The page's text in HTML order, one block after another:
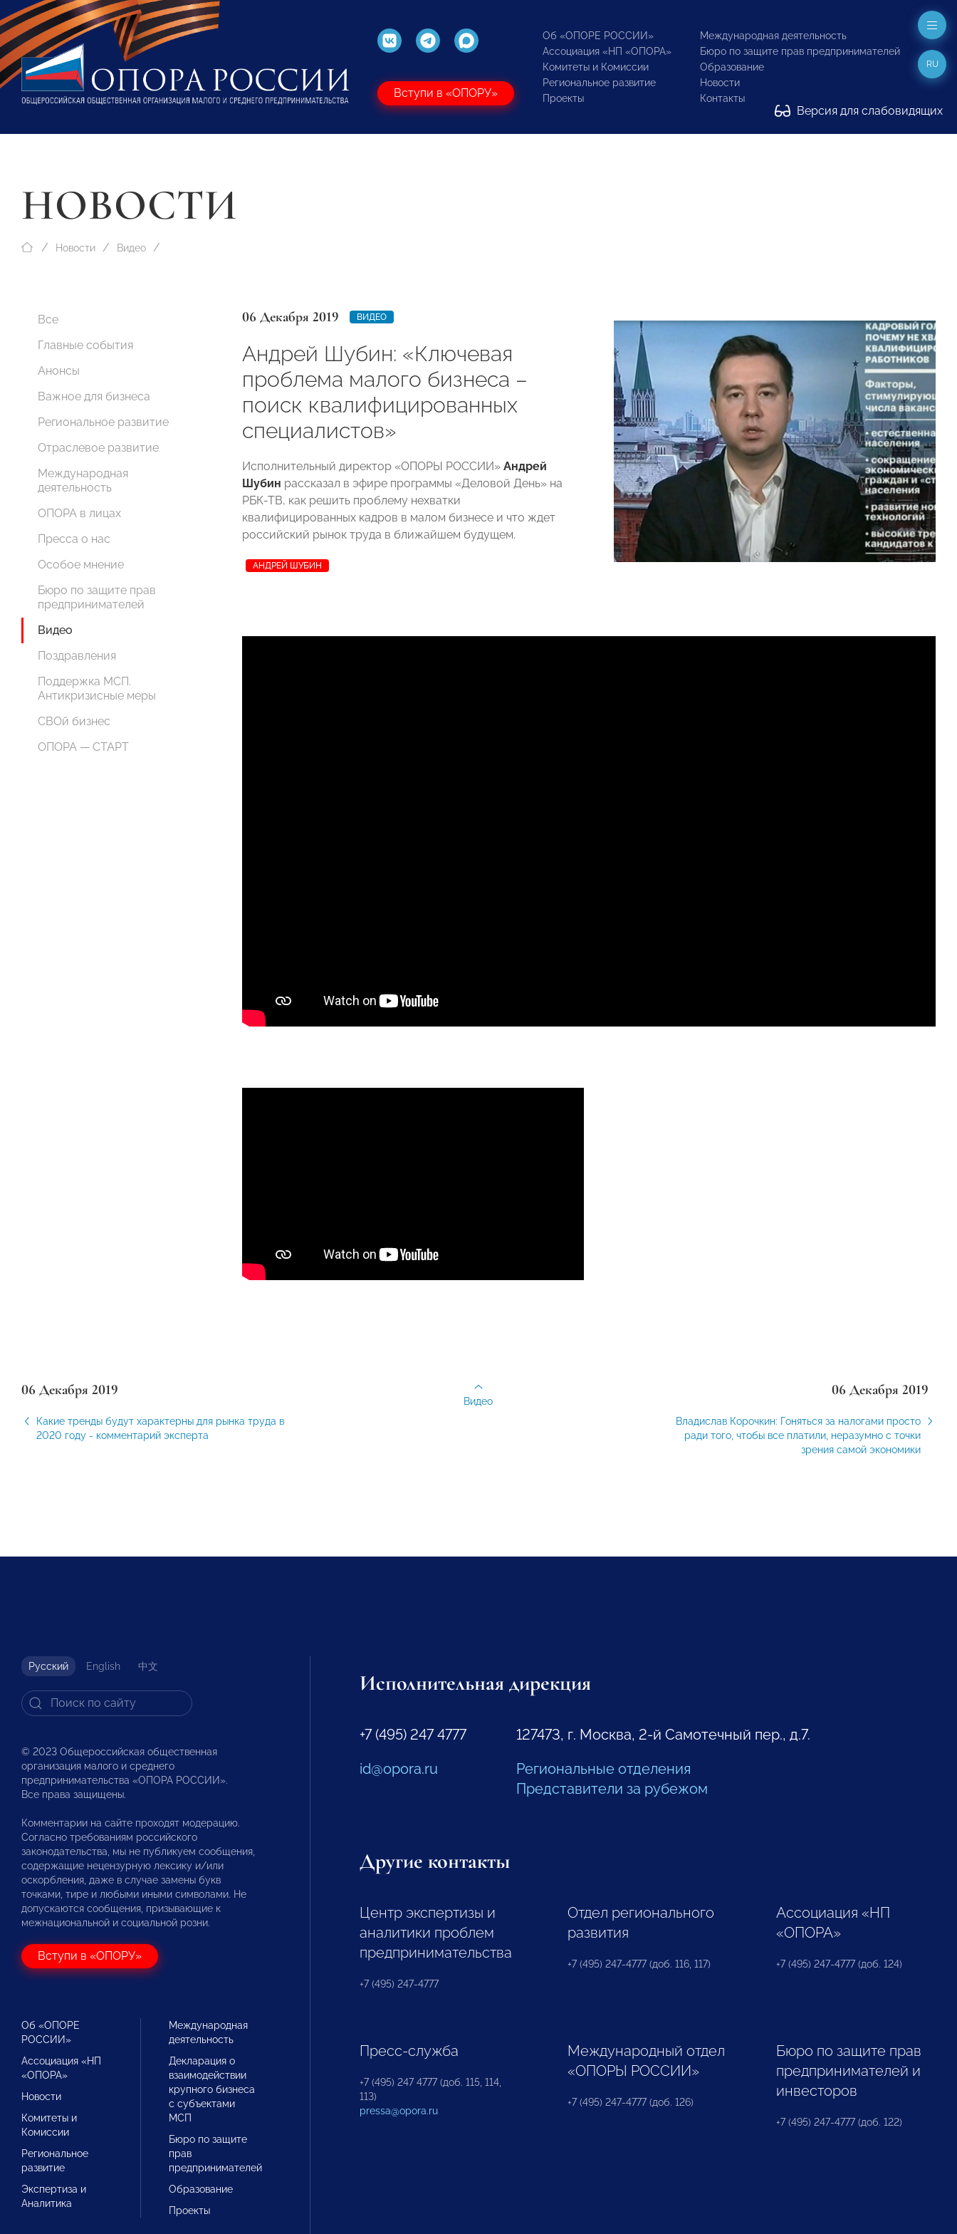
Вступи в «ОПОРУ»
Об «ОПОРЕ РОССИИ»
Ассоциация «НП «ОПОРА»
Комитеты и Комиссии
Региональное развитие
Проекты
Международная деятельность
Бюро по защите прав предпринимателей
Образование
Новости
Контакты
Версия для слабовидящих
RU
НОВОСТИ
Новости Видео
Все
Главные события
Анонсы
Важное для бизнеса
Региональное развитие
Отраслевое развитие
Международная
деятельность
ОПОРА в лицах
Пресса о нас
Особое мнение
Бюро по защите прав
предпринимателей
Видео
Поздравления
Поддержка МСП.
Антикризисные меры
СВОй бизнес
ОПОРА — СТАРТ
06 Декабря 2019 ВИДЕО
Андрей Шубин: «Ключевая
проблема малого бизнеса –
поиск квалифицированных
специалистов»
Исполнительный директор «ОПОРЫ РОССИИ» Андрей
Шубин рассказал в эфире программы «Деловой День» на
РБК-ТВ, как решить проблему нехватки
квалифицированных кадров в малом бизнесе и что ждет
российский рынок труда в ближайшем будущем.
АНДРЕЙ ШУБИН
06 Декабря 2019
Какие тренды будут характерны для рынка труда в
2020 году - комментарий эксперта
06 Декабря 2019
Владислав Корочкин: Гоняться за налогами просто
ради того, чтобы все платили, неразумно с точки
зрения самой экономики
Видео
Русский English 中文
© 2023 Общероссийская общественная
организация малого и среднего
предпринимательства «ОПОРА РОССИИ».
Все права защищены.
Комментарии на сайте проходят модерацию.
Согласно требованиям российского
законодательства, мы не публикуем сообщения,
содержащие нецензурную лексику и/или
оскорбления, даже в случае замены букв
точками, тире и любыми иными символами. Не
допускаются сообщения, призывающие к
межнациональной и социальной розни.
Вступи в «ОПОРУ»
Об «ОПОРЕ
РОССИИ»
Ассоциация «НП
«ОПОРА»
Новости
Комитеты и
Комиссии
Региональное
развитие
Экспертиза и
Аналитика
Международная
деятельность
Декларация о
взаимодействии
крупного бизнеса
с субъектами
МСП
Бюро по защите
прав
предпринимателей
Образование
Проекты
Исполнительная дирекция
+7 (495) 247 4777
id@opora.ru
127473, г. Москва, 2-й Самотечный пер., д.7.
Региональные отделения
Представители за рубежом
Другие контакты
Центр экспертизы и
аналитики проблем
предпринимательства
+7 (495) 247-4777
Отдел регионального
развития
+7 (495) 247-4777 (доб. 116, 117)
Ассоциация «НП
«ОПОРА»
+7 (495) 247-4777 (доб. 124)
Пресс-служба
+7 (495) 247 4777 (доб. 115, 114,
113)
pressa@opora.ru
Международный отдел
«ОПОРЫ РОССИИ»
+7 (495) 247-4777 (доб. 126)
Бюро по защите прав
предпринимателей и
инвесторов
+7 (495) 247-4777 (доб. 122)